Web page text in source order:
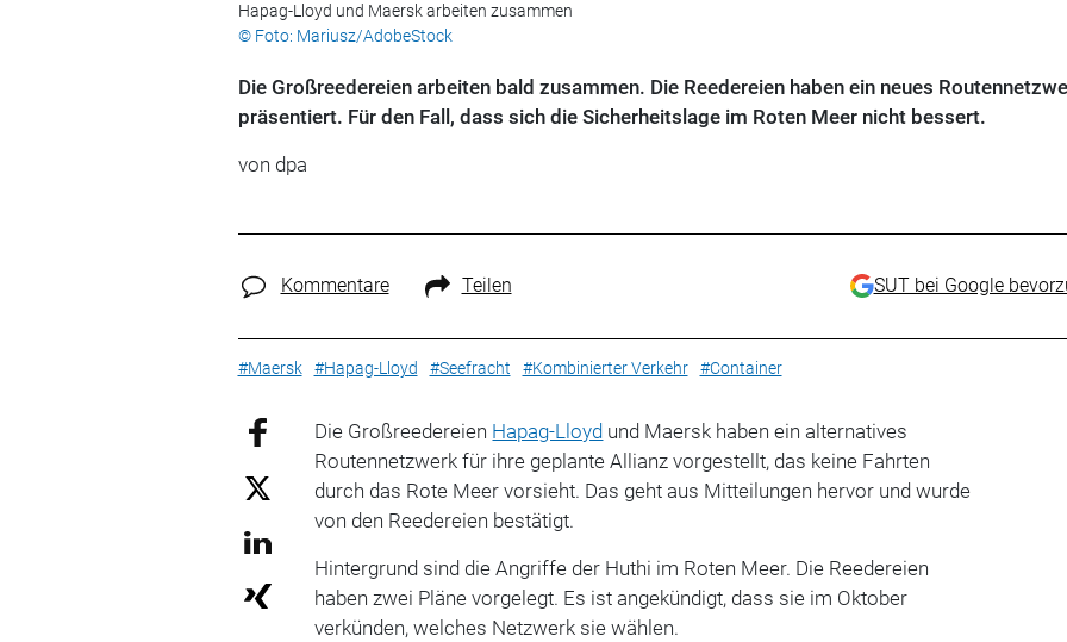
Hapag-Lloyd und Maersk arbeiten zusammen
© Foto: Mariusz/AdobeStock
Die Großreedereien arbeiten bald zusammen. Die Reedereien haben ein neues
präsentiert. Für den Fall, dass sich die Sicherheitslage im Roten Meer nicht bessert.
von dpa
Kommentare Teilen SUT bei Google
#Maersk #Hapag-Lloyd #Seefracht #Kombinierter Verkehr #Container
Die Großreedereien Hapag-Lloyd und Maersk haben ein alternatives
Routennetzwerk für ihre geplante Allianz vorgestellt, das keine Fahrten
durch das Rote Meer vorsieht. Das geht aus Mitteilungen hervor und wurde
von den Reedereien bestätigt.
Hintergrund sind die Angriffe der Huthi im Roten Meer. Die Reedereien
haben zwei Pläne vorgelegt. Es ist angekündigt, dass sie im Oktober
verkünden, welches Netzwerk sie wählen.